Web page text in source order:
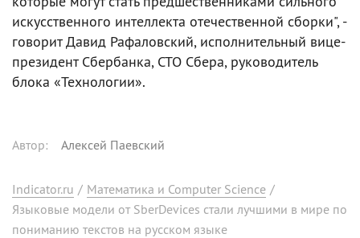
искусственного интеллекта отечественной сборки", -
говорит Давид Рафаловский, исполнительный вице-
президент Сбербанка, CTO Сбера, руководитель
блока «Технологии».
Автор: Алексей Паевский
Indicator.ru / Математика и Computer Science /
Языковые модели от SberDevices стали лучшими в мире по
пониманию текстов на русском языке